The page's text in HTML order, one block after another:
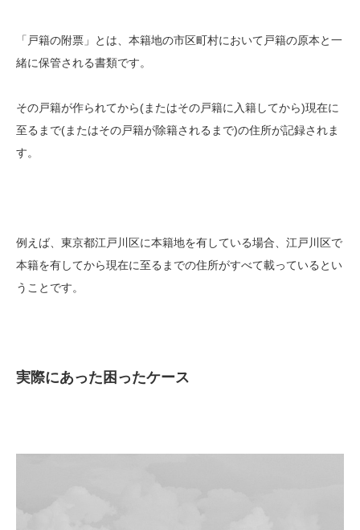
「戸籍の附票」とは、本籍地の市区町村において戸籍の原本と一
緒に保管される書類です。
その戸籍が作られてから(またはその戸籍に入籍してから)現在に
至るまで(またはその戸籍が除籍されるまで)の住所が記録されま
す。
例えば、東京都江戸川区に本籍地を有している場合、江戸川区で
本籍を有してから現在に至るまでの住所がすべて載っているとい
うことです。
実際にあった困ったケース